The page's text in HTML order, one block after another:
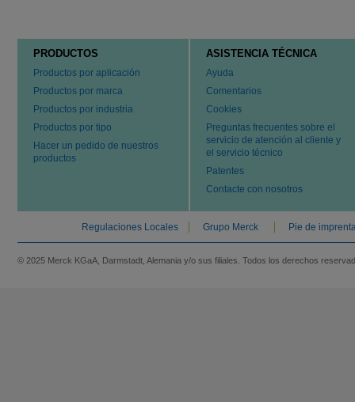
PRODUCTOS
Productos por aplicación
Productos por marca
Productos por industria
Productos por tipo
Hacer un pedido de nuestros
productos
ASISTENCIA TÉCNICA
Ayuda
Comentarios
Cookies
Preguntas frecuentes sobre el
servicio de atención al cliente y
el servicio técnico
Patentes
Contacte con nosotros
Regulaciones Locales Grupo Merck Pie de
© 2025 Merck KGaA, Darmstadt, Alemania y/o sus filiales. Todos los derechos